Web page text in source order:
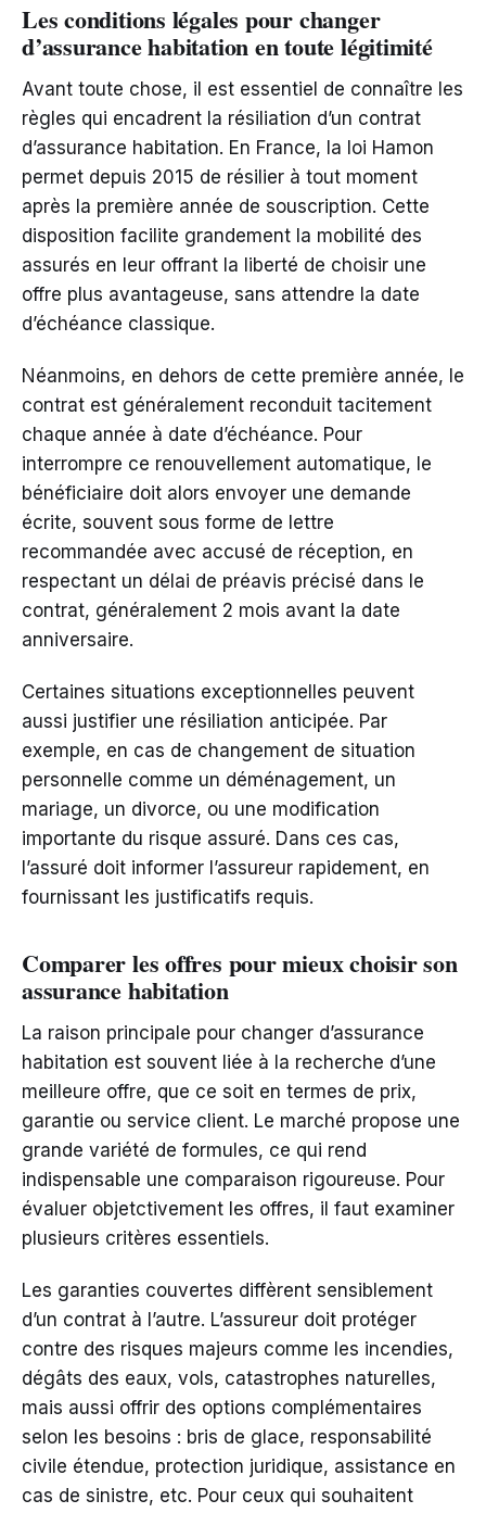
Les conditions légales pour changer
d’assurance habitation en toute légitimité
Avant toute chose, il est essentiel de connaître les
règles qui encadrent la résiliation d’un contrat
d’assurance habitation. En France, la loi Hamon
permet depuis 2015 de résilier à tout moment
après la première année de souscription. Cette
disposition facilite grandement la mobilité des
assurés en leur offrant la liberté de choisir une
offre plus avantageuse, sans attendre la date
d’échéance classique.
Néanmoins, en dehors de cette première année, le
contrat est généralement reconduit tacitement
chaque année à date d’échéance. Pour
interrompre ce renouvellement automatique, le
bénéficiaire doit alors envoyer une demande
écrite, souvent sous forme de lettre
recommandée avec accusé de réception, en
respectant un délai de préavis précisé dans le
contrat, généralement 2 mois avant la date
anniversaire.
Certaines situations exceptionnelles peuvent
aussi justifier une résiliation anticipée. Par
exemple, en cas de changement de situation
personnelle comme un déménagement, un
mariage, un divorce, ou une modification
importante du risque assuré. Dans ces cas,
l’assuré doit informer l’assureur rapidement, en
fournissant les justificatifs requis.
Comparer les offres pour mieux choisir son
assurance habitation
La raison principale pour changer d’assurance
habitation est souvent liée à la recherche d’une
meilleure offre, que ce soit en termes de prix,
garantie ou service client. Le marché propose une
grande variété de formules, ce qui rend
indispensable une comparaison rigoureuse. Pour
évaluer objetctivement les offres, il faut examiner
plusieurs critères essentiels.
Les garanties couvertes diffèrent sensiblement
d’un contrat à l’autre. L’assureur doit protéger
contre des risques majeurs comme les incendies,
dégâts des eaux, vols, catastrophes naturelles,
mais aussi offrir des options complémentaires
selon les besoins : bris de glace, responsabilité
civile étendue, protection juridique, assistance en
cas de sinistre, etc. Pour ceux qui souhaitent